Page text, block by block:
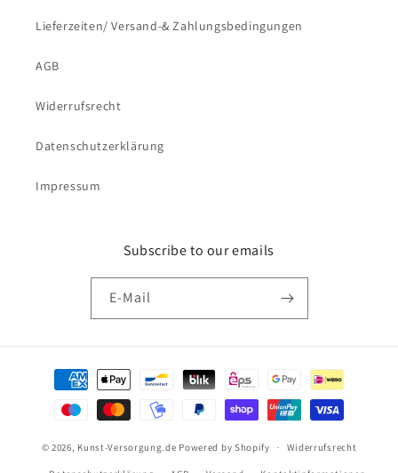
Lieferzeiten/ Versand-& Zahlungsbedingungen
AGB
Widerrufsrecht
Datenschutzerklärung
Impressum
Subscribe to our emails
E-Mail
Zahlungsmethoden
© 2026, Kunst-Versorgung.de Powered by Shopify Widerrufsrecht